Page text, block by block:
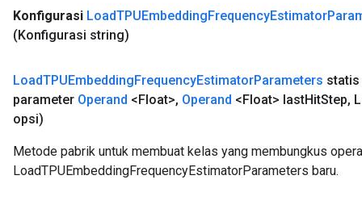
Konfigurasi LoadTPUEmbeddingFrequencyEstimator
(Konfigurasi string)
LoadTPUEmbeddingFrequencyEstimatorParameters statis
parameter Operand <Float>, Operand <Float> lastHitStep,
opsi)
Metode pabrik untuk membuat kelas yang membungkus
LoadTPUEmbeddingFrequencyEstimatorParameters baru.